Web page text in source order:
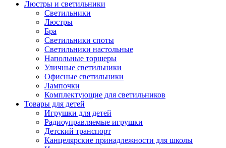
Люстры и светильники
Светильники
Люстры
Бра
Светильники споты
Светильники настольные
Напольные торшеры
Уличные светильники
Офисные светильники
Лампочки
Комплектующие для светильников
Товары для детей
Игрушки для детей
Радиоуправляемые игрушки
Детский транспорт
Канцелярские принадлежности для школы